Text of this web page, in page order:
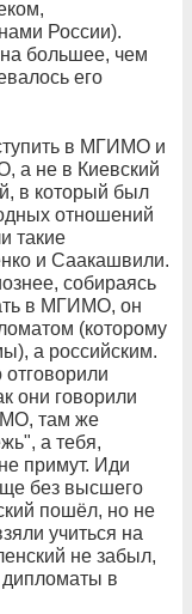
России).
большее, чем
его
в МГИМО и
а не в Киевский
в который был
отношений
такие
и Саакашвили.
собираясь
в МГИМО, он
(которому
а российским.
они говорили
там же
а тебя,
примут. Иди
без высшего
пошёл, но не
учиться на
не забыл,
дипломаты в